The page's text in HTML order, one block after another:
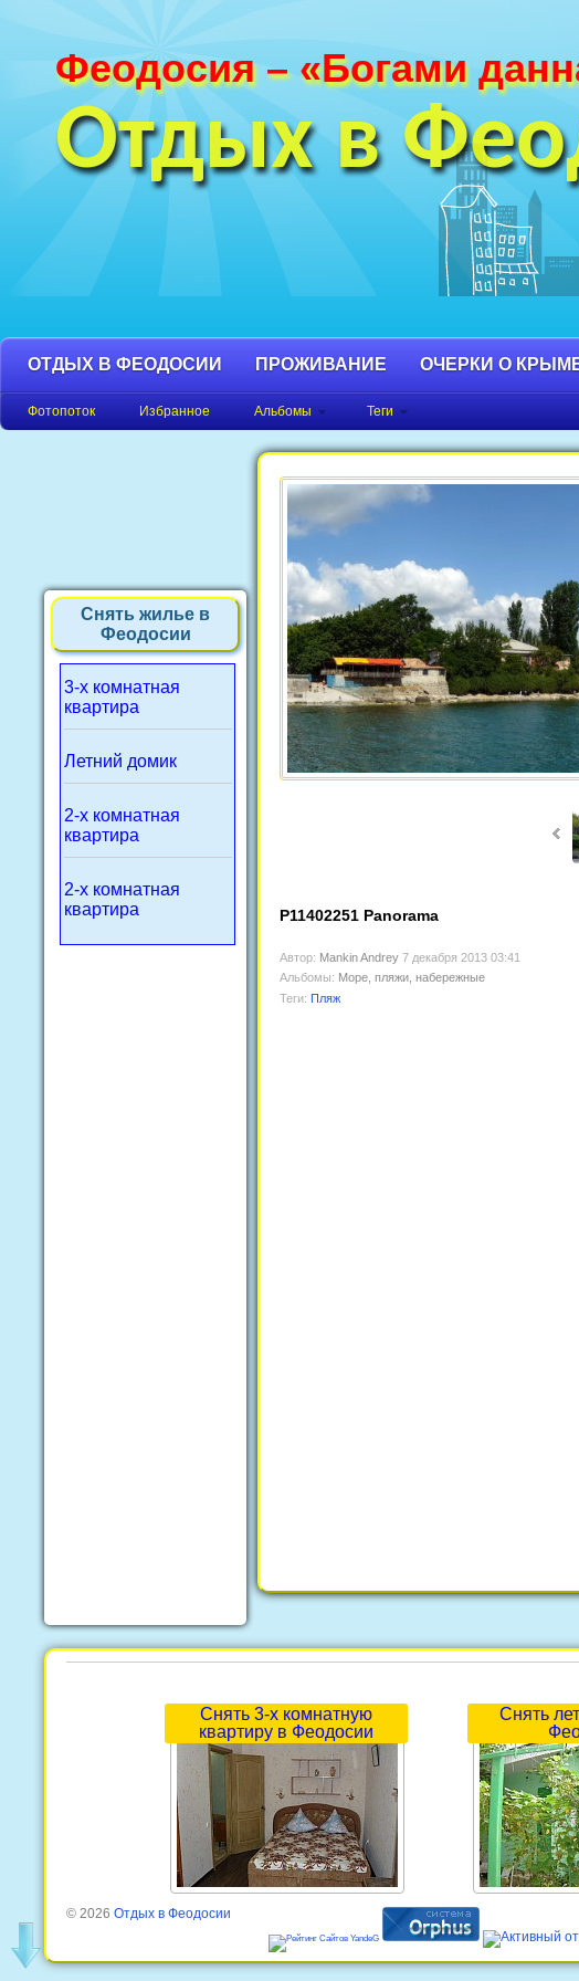
Феодосия – «Богами
Отдых в
Фотографии Феодосии и Крыма. Пляжи
Феодосия, Орджоникидзе Крым фото,
фото города, Крым фото Феодосия.
ОТДЫХ В ФЕОДОСИИ ПРОЖИВАНИЕ ОЧЕРКИ О
Фотопоток Избранное Альбомы Теги
Снять жилье в
Феодосии
3-х комнатная
квартира
Летний домик
2-х комнатная
квартира
2-х комнатная
квартира
P11402251 Panorama
Автор: Mankin Andrey 7 декабря 2013 03:41
Альбомы: Море, пляжи, набережные
Теги: Пляж
Снять 3-х комнатную
квартиру в Феодосии
Снять
© 2026 Отдых в Феодосии